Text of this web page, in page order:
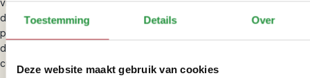
Toestemming Details Over
Deze website maakt gebruik van cookies
vrouwen gekleed in kleurrijke klederdracht. Plof neer bij één van
de kraampjes en eet de lekkerste roti. Breng een bezoek aan een
plantage en leer over het slavernijverleden. Tijdens je rondreis
door Suriname ervaar je een bijzondere combinatie van natuur,
cultuur en ontdek je de Afrikaanse invloeden.